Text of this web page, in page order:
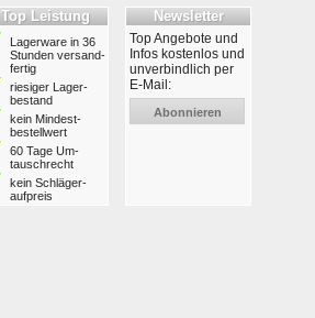
Top Leistung
Lagerware in 36
Stunden ver­sand­
fertig
riesiger Lager­
bestand
kein Mindest­
bestell­wert
60 Tage Um­
tausch­recht
kein Schläger­
aufpreis
Newsletter
Top Angebote und
Infos kostenlos und
unverbindlich per
E-Mail:
Abonnieren